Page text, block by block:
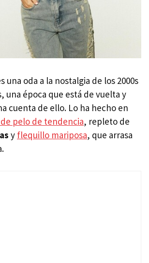
una oda a la nostalgia de los 2000s
una época que está de vuelta y
cuenta de ello. Lo ha hecho en
pelo de tendencia, repleto de
y flequillo mariposa, que arrasa